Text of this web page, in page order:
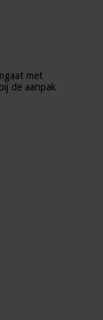
met
de aanpak